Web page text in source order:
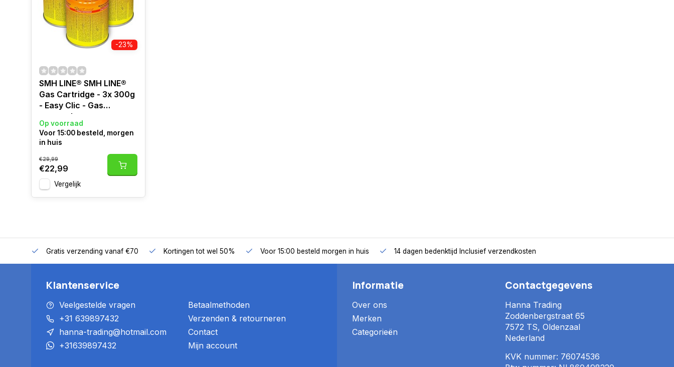
-23%
SMH LINE® SMH LINE®
Gas Cartridge - 3x 300g
- Easy Clic - Gas
cartouche -
Schroefventiel
Op voorraad
Voor 15:00 besteld, morgen
in huis
€29,99
€22,99
Vergelijk
Gratis verzending vanaf €70 Kortingen tot wel 50% Voor 15:00 besteld morgen in huis 14 dagen bedenktijd Inclusief verzendkosten
Klantenservice
Veelgestelde vragen
+31 639897432
hanna-trading@hotmail.com
+31639897432
Betaalmethoden
Verzenden & retourneren
Contact
Mijn account
Informatie
Over ons
Merken
Categorieën
Contactgegevens
Hanna Trading
Zoddenbergstraat 65
7572 TS, Oldenzaal
Nederland
KVK nummer: 76074536